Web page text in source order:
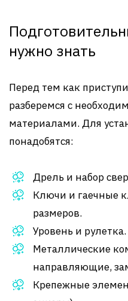
нужно знать
Перед тем как
разберемся с
материалами. Для
понадобятся:
Дрель и набор
Ключи и гаечные
размеров.
Уровень и рулетка.
Металлические
направляющие,
Крепежные